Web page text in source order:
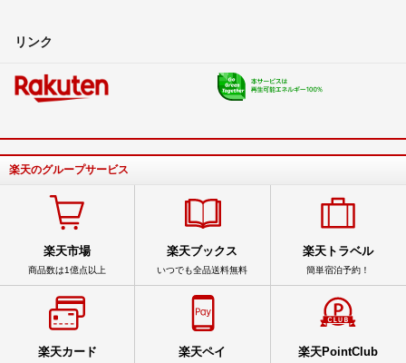
リンク
楽天のグループサービス
楽天市場
商品数は1億点以上
楽天ブックス
いつでも全品送料無料
楽天トラベル
簡単宿泊予約！
楽天カード 楽天ペイ 楽天PointClub